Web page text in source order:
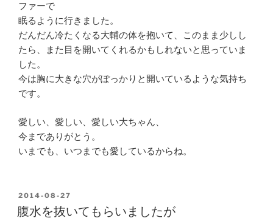
ファーで
眠るように行きました。
だんだん冷たくなる大輔の体を抱いて、このまま少しし
たら、また目を開いてくれるかもしれないと思っていま
した。
今は胸に大きな穴がぽっかりと開いているような気持ち
です。
愛しい、愛しい、愛しい大ちゃん、
今までありがとう。
いまでも、いつまでも愛しているからね。
POSTED
ON
2014-08-27
腹水を抜いてもらいましたが